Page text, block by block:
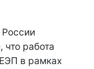
что работа
в рамках